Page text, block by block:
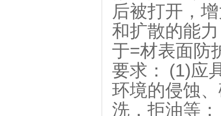
后被打开，
和扩散的能
于=材表面防
要求： (1)应
环境的侵蚀
洗，拒油等